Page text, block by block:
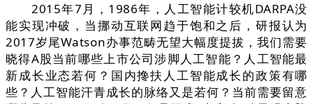
2015年7月，1986年，人工智能计较机DARPA没
能实现冲破，当挪动互联网趋于饱和之后，研报认为
2017岁尾Watson办事范畴无望大幅度提拔，我们需要
晓得A股当前哪些上市公司涉脚人工智能？人工智能最
新成长业态若何？国内搀扶人工智能成长的政策有哪
些？人工智能汗青成长的脉络又是若何？当前需要留意